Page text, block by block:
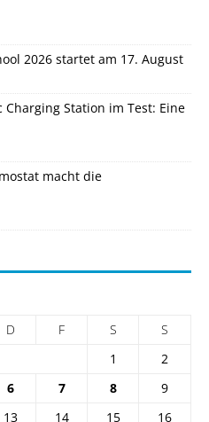
2026 startet am 17. August
Charging Station im Test: Eine
macht die
D F S
S
1
2
6 7 8
9
13 14 15 16